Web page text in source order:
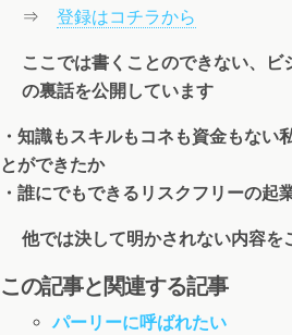
⇒ 登録はコチラから
ここでは書くことのできない、ビ
の裏話を公開しています
・知識もスキルもコネも資金もない
とができたか
・誰にでもできるリスクフリーの起
他では決して明かされない内容を
この記事と関連する記事
パーリーに呼ばれたい